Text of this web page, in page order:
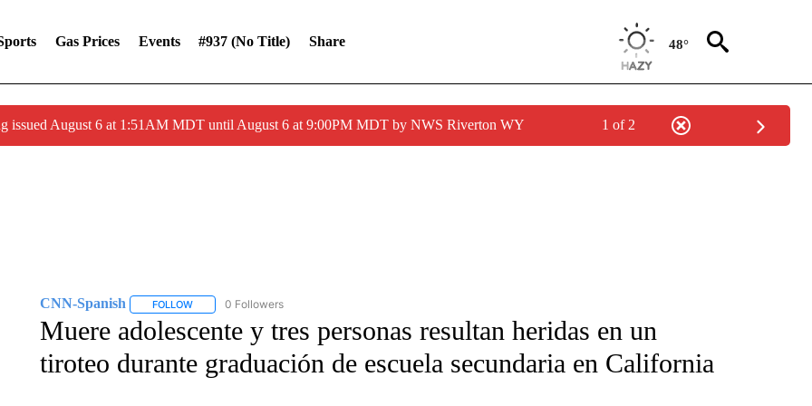
Gas Prices Events #937 (no Title) Share 48°
issued August 6 at 1:51AM MDT until August 6 at 9:00PM MDT by NWS Riverton WY 1 of 2
CNN-Spanish FOLLOWFOLLOW "CNN-SPANISH" TO RECEIVE NOTIFICATIONS ABOUT NEW PAGES ON "CNN-SPANISH".
0 Followers
Muere adolescente y tres personas resultan heridas en un
tiroteo durante graduación de escuela secundaria en California